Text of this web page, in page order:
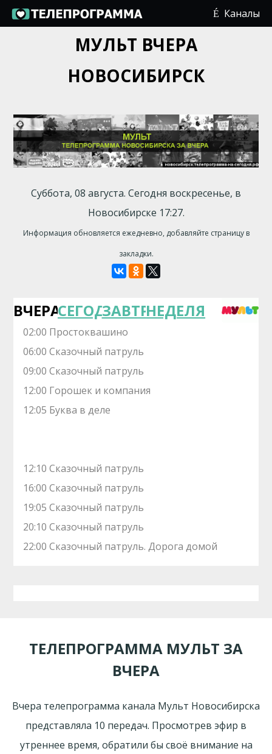
Каналы
МУЛЬТ ВЧЕРА
НОВОСИБИРСК
Суббота, 08 августа. Сегодня воскресенье, в
Новосибирске 17:27.
Информация обновляется ежедневно, добавляйте страницу в
закладки.
ВЧЕРАСЕГОДНЯЗАВТРАНЕДЕЛЯ
02:00 Простоквашино
06:00 Сказочный патруль
09:00 Сказочный патруль
12:00 Горошек и компания
12:05 Буква в деле
12:10 Сказочный патруль
16:00 Сказочный патруль
19:05 Сказочный патруль
20:10 Сказочный патруль
22:00 Сказочный патруль. Дорога домой
ТЕЛЕПРОГРАММА МУЛЬТ ЗА
ВЧЕРА
Вчера телепрограмма канала Мульт Новосибирска
представляла 10 передач. Просмотрев эфир в
утреннее время, обратили бы своё внимание на